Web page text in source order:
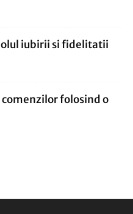
iubirii si fidelitatii
folosind o